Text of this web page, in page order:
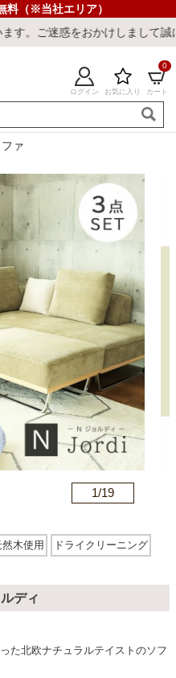
料（※当社エリア）
しまして誠に申し訳ございませ
ログイン お気に入り カート
0
規会員登録
覧履歴
ワークデスク ウィルトンラ
ァ
1/19
然木使用 ドライクリーニング
ディ
た北欧ナチュラルテイストのソフ